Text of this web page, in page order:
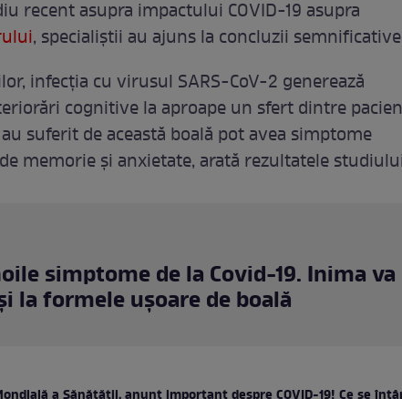
recent asupra impactului COVID-19 asupra
, specialiștii au ajuns la concluzii
infecția cu virusul SARS-CoV-2 generează
cognitive la aproape un sfert dintre
suferit de această boală pot avea simptome
memorie și anxietate, arată rezultatele
simptome de la Covid-19. Inima va
la formele ușoare de boală